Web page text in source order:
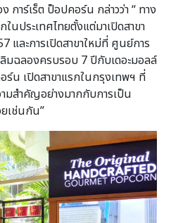
การ์เร็ต ป็อปคอร์น กล่าวว่า “ ทาง
นประเทศไทยตั้งแต่มาเปิดสาขา
และการเปิดสาขาใหม่ที่ ศูนย์การ
ลิมฉลองครบรอบ 7 ปีกับเดอะมอลล์
ร์น เปิดสาขาแรกในกรุงเทพฯ ที่
มสำคัญอย่างมากกับการเป็น
เช่นกัน”